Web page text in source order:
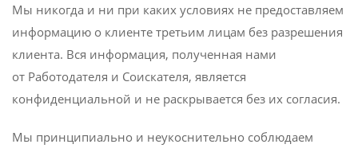
КОНТАКТЫ
Мы никогда и ни при каких условиях не предоставляем
информацию о клиенте третьим лицам без разрешения
клиента. Вся информация, полученная нами
от Работодателя и Соискателя, является
конфиденциальной и не раскрывается без их согласия.
Мы принципиально и неукоснительно соблюдаем